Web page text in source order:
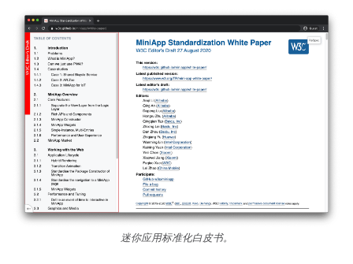
迷你应用标准化白皮书。